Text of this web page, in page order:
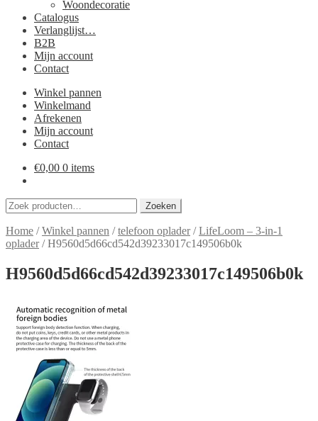
Woondecoratie
Catalogus
Verlanglijst…
B2B
Mijn account
Contact
Winkel pannen
Winkelmand
Afrekenen
Mijn account
Contact
€0,00 0 items
Zoeken
naar:
Zoeken
Home /Winkel pannen /telefoon oplader/LifeLoom – 3-in-1
oplader/H9560d5d66cd542d39233017c149506b0k
H9560d5d66cd542d39233017c149506b0k